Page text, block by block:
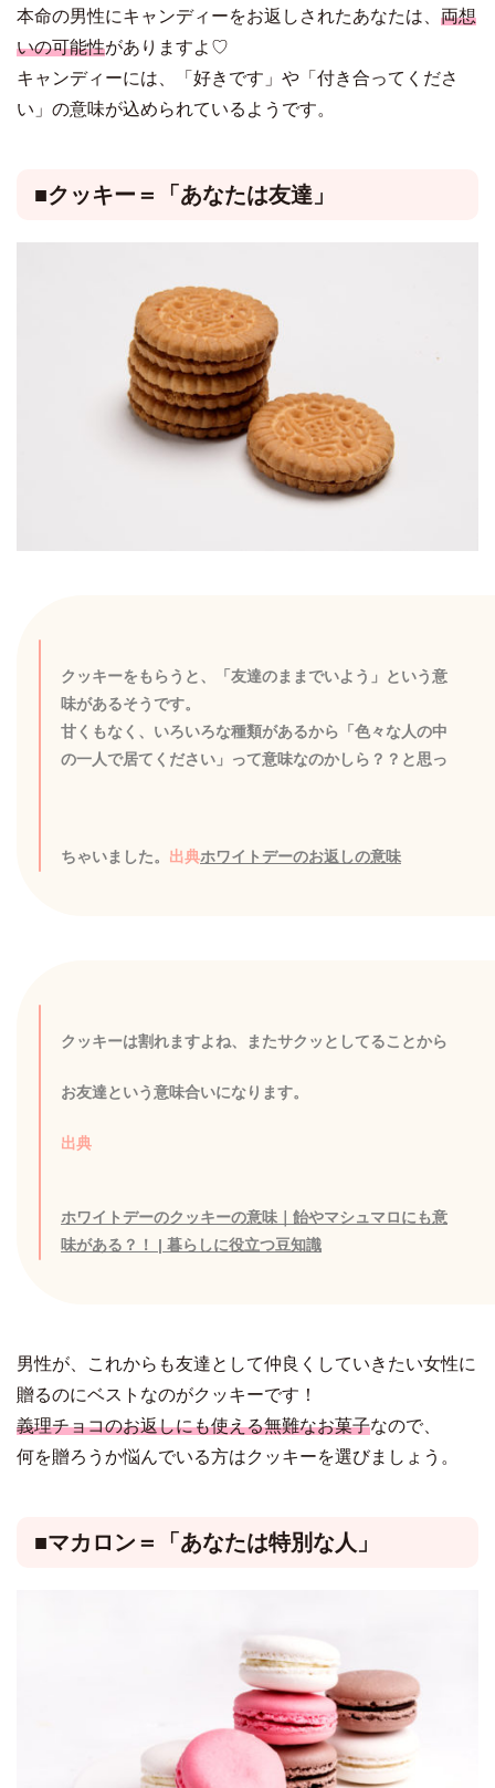
本命の男性にキャンディーをお返しされたあなたは、 両想
いの可能性がありますよ♡
キャンディーには、「好きです」や「付き合ってくださ
い」の意味が込められているようです。
■クッキー＝「あなたは友達」
クッキーをもらうと、「友達のままでいよう」という意
味があるそうです。
甘くもなく、いろいろな種類があるから「色々な人の中
の一人で居てください」って意味なのかしら？？と思っ
ちゃいました。 出典ホワイトデーのお返しの意味
クッキーは割れますよね、またサクッとしてることから
お友達という意味合いになります。
出典
ホワイトデーのクッキーの意味｜飴やマシュマロにも意
味がある？！ | 暮らしに役立つ豆知識
男性が、これからも友達として仲良くしていきたい女性に
贈るのにベストなのがクッキーです！
義理チョコのお返しにも使える無難なお菓子なので、
何を贈ろうか悩んでいる方はクッキーを選びましょう。
■マカロン＝「あなたは特別な人」